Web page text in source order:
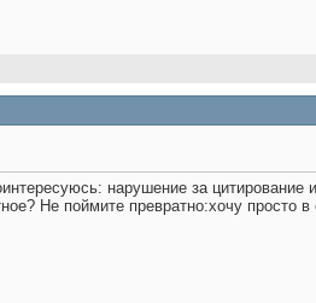
нарушение за цитирование
Не поймите превратно:хочу просто